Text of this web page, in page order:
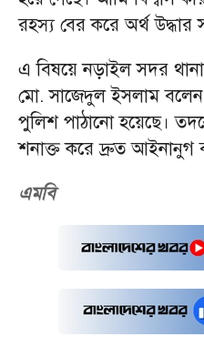
রহস্য বের করে অর্থ উদ্ধার
এ বিষয়ে নড়াইল সদর
মো. সাজেদুল ইসলাম
পুলিশ পাঠানো হয়েছে।
শনাক্ত করে দ্রুত আইনানুগ
এমবি